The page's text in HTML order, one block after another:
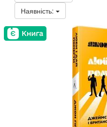
Наявність: